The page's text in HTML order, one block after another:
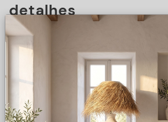
detalhes
DESCRIÇÃO